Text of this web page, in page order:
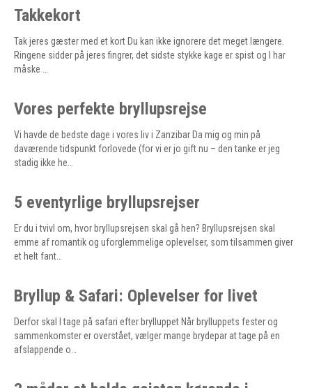
Takkekort
Tak jeres gæster med et kort Du kan ikke ignorere det meget længere.
Ringene sidder på jeres fingrer, det sidste stykke kage er spist og I har
måske …
Vores perfekte bryllupsrejse
Vi havde de bedste dage i vores liv i Zanzibar Da mig og min på
daværende tidspunkt forlovede (for vi er jo gift nu – den tanke er jeg
stadig ikke he…
5 eventyrlige bryllupsrejser
Er du i tvivl om, hvor bryllupsrejsen skal gå hen? Bryllupsrejsen skal
emme af romantik og uforglemmelige oplevelser, som tilsammen giver
et helt fant…
Bryllup & Safari: Oplevelser for livet
Derfor skal I tage på safari efter brylluppet Når brylluppets fester og
sammenkomster er overstået, vælger mange brydepar at tage på en
afslappende o…